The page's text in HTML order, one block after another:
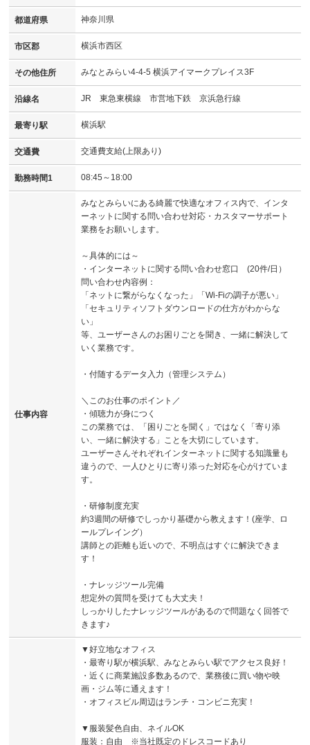
都道府県 神奈川県
市区郡 横浜市西区
その他住所 みなとみらい4-4-5 横浜アイマークプレイス3F
沿線名 JR 東急東横線 市営地下鉄 京浜急行線
最寄り駅 横浜駅
交通費 交通費支給(上限あり)
勤務時間1 08:45～18:00
仕事内容
みなとみらいにある綺麗で快適なオフィス内で、インタ
ーネットに関する問い合わせ対応・カスタマーサポート
業務をお願いします。
～具体的には～
・インターネットに関する問い合わせ窓口 (20件/日）
問い合わせ内容例：
「ネットに繋がらなくなった」「Wi-Fiの調子が悪い」
「セキュリティソフトダウンロードの仕方がわからな
い」
等、ユーザーさんのお困りごとを聞き、一緒に解決して
いく業務です。
・付随するデータ入力（管理システム）
＼このお仕事のポイント／
・傾聴力が身につく
この業務では、「困りごとを聞く」ではなく「寄り添
い、一緒に解決する」ことを大切にしています。
ユーザーさんそれぞれインターネットに関する知識量も
違うので、一人ひとりに寄り添った対応を心がけていま
す。
・研修制度充実
約3週間の研修でしっかり基礎から教えます！(座学、ロ
ールプレイング）
講師との距離も近いので、不明点はすぐに解決できま
す！
・ナレッジツール完備
想定外の質問を受けても大丈夫！
しっかりしたナレッジツールがあるので問題なく回答で
きます♪
▼好立地なオフィス
・最寄り駅が横浜駅、みなとみらい駅でアクセス良好！
・近くに商業施設多数あるので、業務後に買い物や映
画・ジム等に通えます！
・オフィスビル周辺はランチ・コンビニ充実！
▼服装髪色自由、ネイルOK
服装：自由 ※当社既定のドレスコードあり